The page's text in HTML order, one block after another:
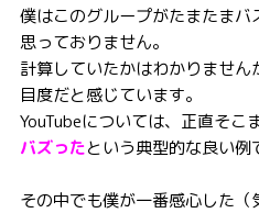
僕はこのグループがたまたま
思っておりません。
計算していたかはわかりませ
目度だと感じています。
YouTubeについては、正直そこ
バズったという典型的な良い例
その中でも僕が一番感心した（